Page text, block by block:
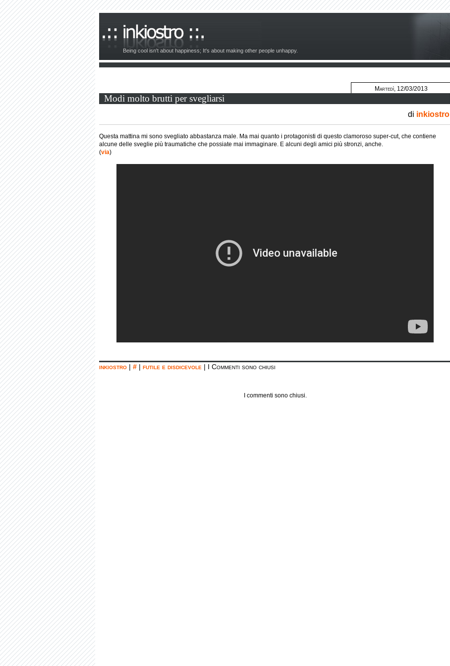
Being cool isn't about happiness; It's about making other people unhappy.
Martedì, 12/03/2013
Modi molto brutti per svegliarsi
di inkiostro
Questa mattina mi sono svegliato abbastanza male. Ma mai quanto i protagonisti di questo clamoroso super-cut, che contiene
alcune delle sveglie più traumatiche che possiate mai immaginare. E alcuni degli amici più stronzi, anche.
(via)
inkiostro | # | futile e disdicevole | I Commenti sono chiusi
I commenti sono chiusi.